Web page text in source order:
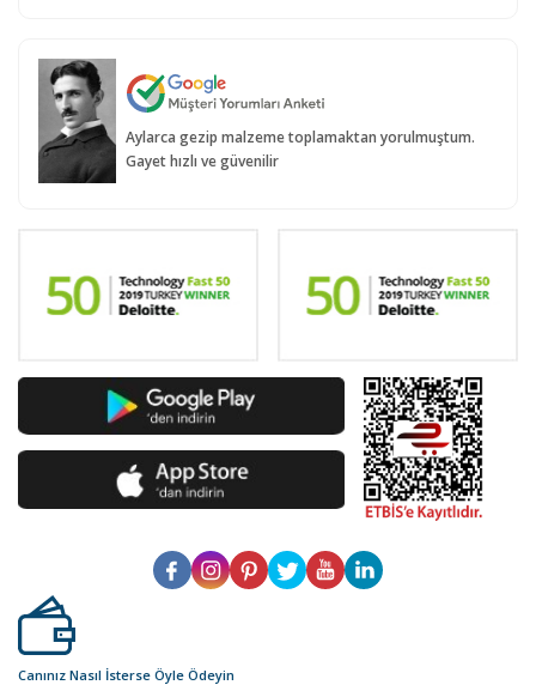
Aylarca gezip malzeme toplamaktan yorulmuştum.
Gayet hızlı ve güvenilir
Canınız Nasıl İsterse Öyle Ödeyin